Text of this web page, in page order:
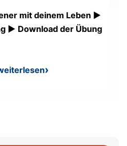
mit deinem Leben ►
► Download der Übung
: Zufrieden mit dem Leben